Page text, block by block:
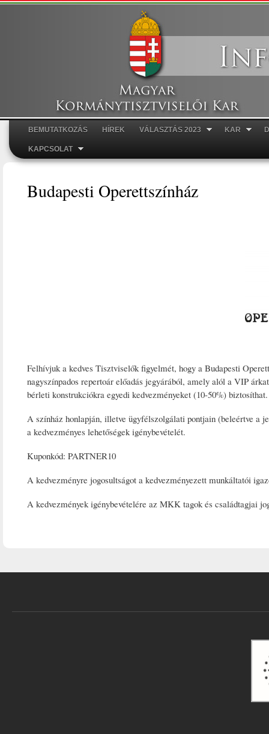
Főmenü
BEMUTATKOZÁS HÍREK VÁLASZTÁS 2023 KAR
KAPCSOLAT
Budapesti Operettszínház
Felhívjuk a kedves Tisztviselők figyelmét, hogy a Budapesti
nagyszínpados repertoár előadás jegyárából, amely alól a VIP
bérleti konstrukciókra egyedi kedvezményeket (10-50%) biztosíthat.
A színház honlapján, illetve ügyfélszolgálati pontjain (beleértve a
a kedvezményes lehetőségek igénybevételét.
Kuponkód: PARTNER10
A kedvezményre jogosultságot a kedvezményezett munkáltatói
A kedvezmények igénybevételére az MKK tagok és családtagjai